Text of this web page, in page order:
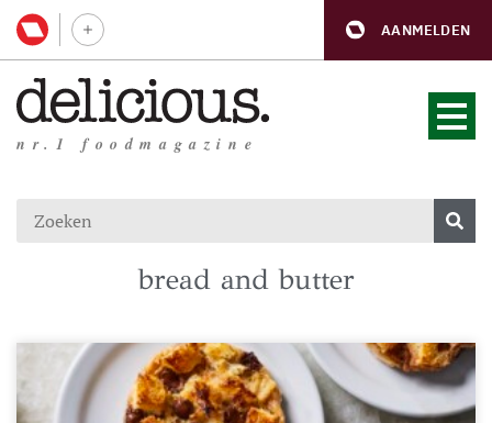
AANMELDEN
nr.1 foodmagazine
bread and butter